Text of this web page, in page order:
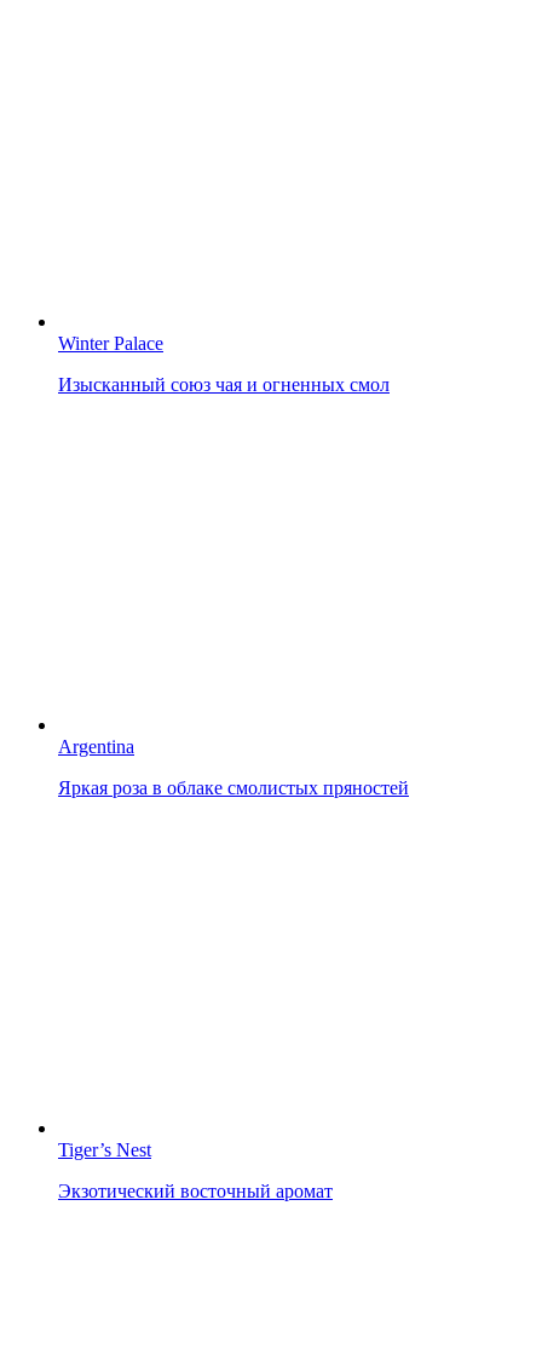
Winter Palace
Изысканный союз чая и огненных смол
Argentina
Яркая роза в облаке смолистых пряностей
Tiger’s Nest
Экзотический восточный аромат